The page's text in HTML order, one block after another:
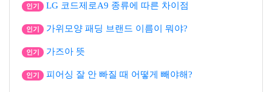
인기 LG 코드제로A9 종류에 따른 차이점
인기 가위모양 패딩 브랜드 이름이 뭐야?
인기 가즈아 뜻
인기 피어싱 잘 안 빠질 때 어떻게 빼야해?